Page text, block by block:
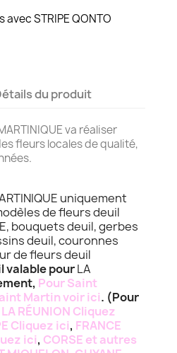
STRIPE QONTO
du produit
va réaliser
fleurs locales de qualité,
uniquement
de fleurs deuil
bouquets deuil, gerbes
deuil, couronnes
de fleurs deuil
valable pourLA
Pour Saint
Martin voir ici. (Pour
LA RÉUNION Cliquez
Cliquez ici, FRANCE
ici, CORSE et autres